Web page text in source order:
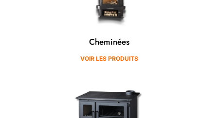
Cheminées
VOIR LES PRODUITS